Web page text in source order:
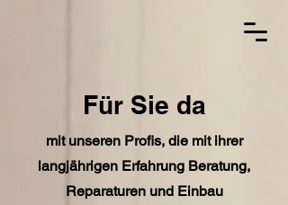
Für Sie da
mit unseren Profis, die mit ihrer
langjährigen Erfahrung Beratung,
Reparaturen und Einbau